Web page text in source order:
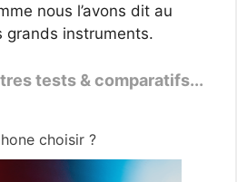
nous l’avons dit au
grands instruments.
tests & comparatifs...
choisir ?